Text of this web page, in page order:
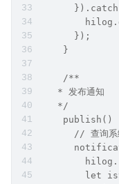
      });
    }
    /**
   * 发布通知
   */
publish()
// 查询系
let